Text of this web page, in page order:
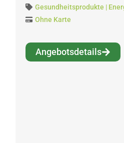
Gesundheitsprodukte |
Ohne Karte
Angebotsdetails